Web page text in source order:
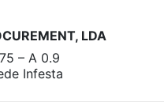
LDA
– A 0.9
Infesta